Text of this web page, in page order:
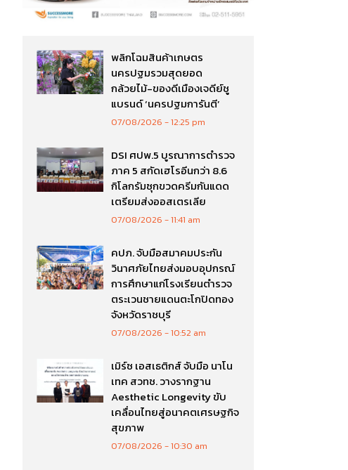
พลิกโฉมสินค้าเกษตร
นครปฐมรวมสุดยอด
กล้วยไม้-ของดีเมืองเจดีย์ชู
แบรนด์ ‘นครปฐมการันตี’
07/08/2026 12:25 pm
DSI ศปพ.5 บูรณาการตำรวจ
ภาค 5 สกัดเฮโรอีนกว่า 8.6
กิโลกรัมซุกขวดครีมกันแดด
เตรียมส่งออสเตรเลีย
07/08/2026 11:41 am
คปภ. จับมือสมาคมประกัน
วินาศภัยไทยส่งมอบอุปกรณ์
การศึกษาแก่โรงเรียนตำรวจ
ตระเวนชายแดนตะโกปิดทอง
จังหวัดราชบุรี
07/08/2026 10:52 am
เมิร์ซ เอสเธติกส์ จับมือ นาโน
เทค สวทช. วางรากฐาน
Aesthetic Longevity ขับ
เคลื่อนไทยสู่อนาคตเศรษฐกิจ
สุขภาพ
07/08/2026 10:30 am